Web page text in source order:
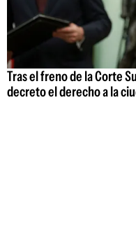
Tras el freno de la Corte
decreto el derecho a la